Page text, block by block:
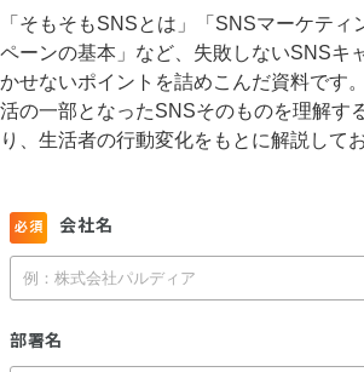
「そもそもSNSとは」「SNSマーケティ
ペーンの基本」など、失敗しないSNSキ
かせないポイントを詰めこんだ資料です
活の一部となったSNSそのものを理解す
り、生活者の行動変化をもとに解説して